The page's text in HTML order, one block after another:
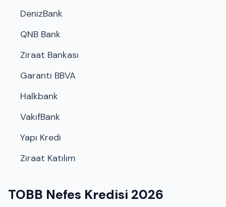
DenizBank
QNB Bank
Ziraat Bankası
Garanti BBVA
Halkbank
VakıfBank
Yapı Kredi
Ziraat Katılım
TOBB Nefes Kredisi 2026